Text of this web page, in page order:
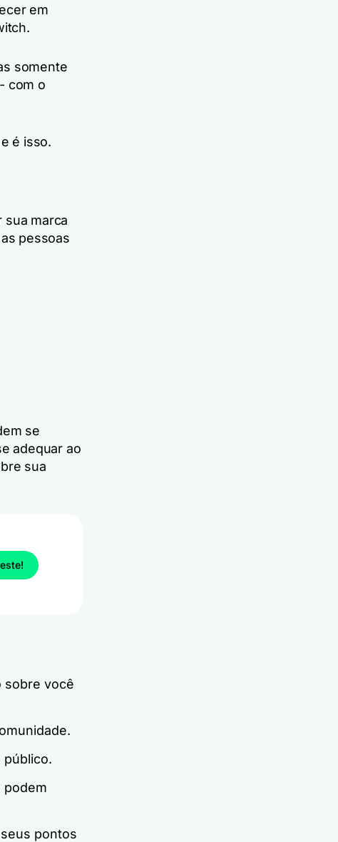
em
somente
com o
é isso.
sua marca
pessoas
se
adequar ao
sua
sobre você
público.
podem
pontos